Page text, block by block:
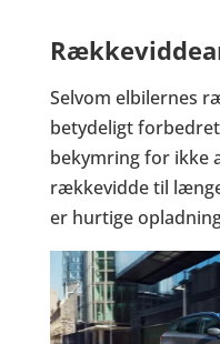
Selvom elbilernes
betydeligt
bekymring for ikke
rækkevidde til
er hurtige